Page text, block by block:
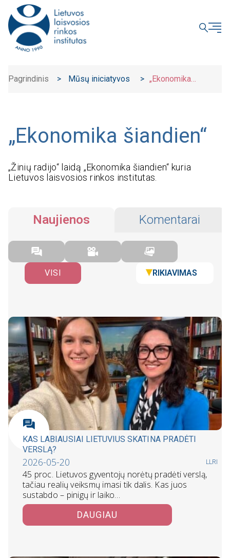
Pagrindinis > Mūsų iniciatyvos > „Ekonomika
„Ekonomika šiandien“
„Žinių radijo“ laidą „Ekonomika šiandien“ kuria
Lietuvos laisvosios rinkos institutas.
Naujienos Komentarai
VISI RIKIAVIMAS
KAS LABIAUSIAI LIETUVIUS SKATINA PRADĖTI
VERSLĄ?
2026-05-20 LLRI
45 proc. Lietuvos gyventojų norėtų pradėti verslą,
tačiau realių veiksmų imasi tik dalis. Kas juos
sustabdo – pinigų ir laiko…
DAUGIAU
UŽDARYTI